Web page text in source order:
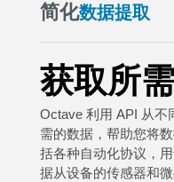
简化数据提取
获取所
Octave 利用 API 从不
需的数据，帮助您将
括各种自动化协议，
据从设备的传感器和